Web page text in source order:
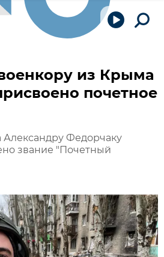
из Крыма
почетное
Федорчаку
звание "Почетный